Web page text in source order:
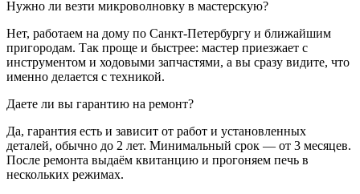
Нужно ли везти микроволновку в мастерскую?
Нет, работаем на дому по Санкт-Петербургу и ближайшим
пригородам. Так проще и быстрее: мастер приезжает с
инструментом и ходовыми запчастями, а вы сразу видите, что
именно делается с техникой.
Даете ли вы гарантию на ремонт?
Да, гарантия есть и зависит от работ и установленных
деталей, обычно до 2 лет. Минимальный срок — от 3 месяцев.
После ремонта выдаём квитанцию и прогоняем печь в
нескольких режимах.